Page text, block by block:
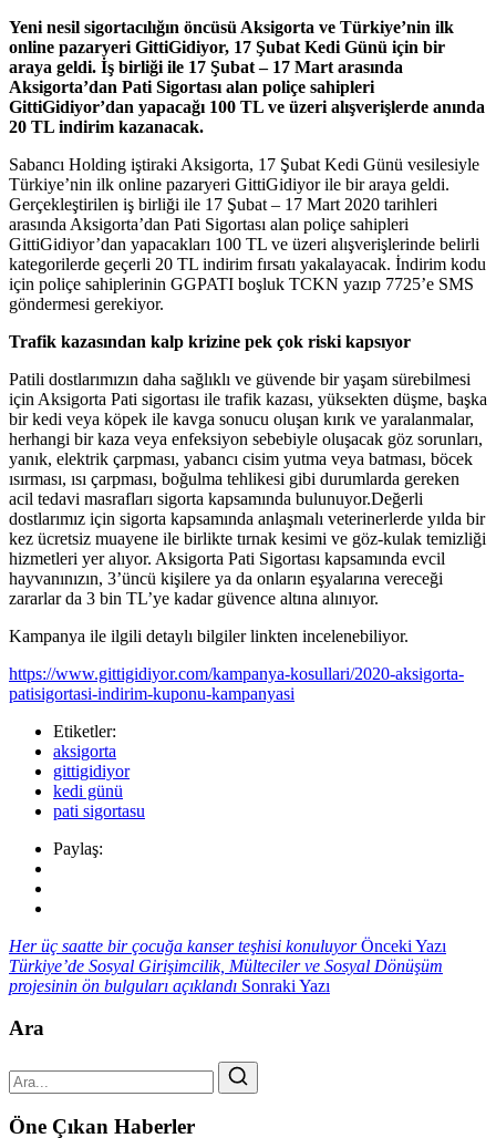
Yeni nesil sigortacılığın öncüsü Aksigorta ve Türkiye’nin ilk
online pazaryeri GittiGidiyor, 17 Şubat Kedi Günü için bir
araya geldi. İş birliği ile 17 Şubat – 17 Mart arasında
Aksigorta’dan Pati Sigortası alan poliçe sahipleri
GittiGidiyor’dan yapacağı 100 TL ve üzeri alışverişlerde anında
20 TL indirim kazanacak.
Sabancı Holding iştiraki Aksigorta, 17 Şubat Kedi Günü vesilesiyle
Türkiye’nin ilk online pazaryeri GittiGidiyor ile bir araya geldi.
Gerçekleştirilen iş birliği ile 17 Şubat – 17 Mart 2020 tarihleri
arasında Aksigorta’dan Pati Sigortası alan poliçe sahipleri
GittiGidiyor’dan yapacakları 100 TL ve üzeri alışverişlerinde belirli
kategorilerde geçerli 20 TL indirim fırsatı yakalayacak. İndirim kodu
için poliçe sahiplerinin GGPATI boşluk TCKN yazıp 7725’e SMS
göndermesi gerekiyor.
Trafik kazasından kalp krizine pek çok riski kapsıyor
Patili dostlarımızın daha sağlıklı ve güvende bir yaşam sürebilmesi
için Aksigorta Pati sigortası ile trafik kazası, yüksekten düşme, başka
bir kedi veya köpek ile kavga sonucu oluşan kırık ve yaralanmalar,
herhangi bir kaza veya enfeksiyon sebebiyle oluşacak göz sorunları,
yanık, elektrik çarpması, yabancı cisim yutma veya batması, böcek
ısırması, ısı çarpması, boğulma tehlikesi gibi durumlarda gereken
acil tedavi masrafları sigorta kapsamında bulunuyor.Değerli
dostlarımız için sigorta kapsamında anlaşmalı veterinerlerde yılda bir
kez ücretsiz muayene ile birlikte tırnak kesimi ve göz-kulak temizliği
hizmetleri yer alıyor. Aksigorta Pati Sigortası kapsamında evcil
hayvanınızın, 3’üncü kişilere ya da onların eşyalarına vereceği
zararlar da 3 bin TL’ye kadar güvence altına alınıyor.
Kampanya ile ilgili detaylı bilgiler linkten incelenebiliyor.
https://www.gittigidiyor.com/kampanya-kosullari/2020-aksigorta-
patisigortasi-indirim-kuponu-kampanyasi
Etiketler:
aksigorta
gittigidiyor
kedi günü
pati sigortasu
Paylaş:
Her üç saatte bir çocuğa kanser teşhisi konuluyorÖnceki Yazı
Türkiye’de Sosyal Girişimcilik, Mülteciler ve Sosyal Dönüşüm
projesinin ön bulguları açıklandı Sonraki Yazı
Ara
Öne Çıkan Haberler